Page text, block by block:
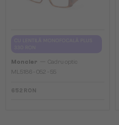
Moncler
Cadru optic
ML5186 - 052 - 55
652 RON